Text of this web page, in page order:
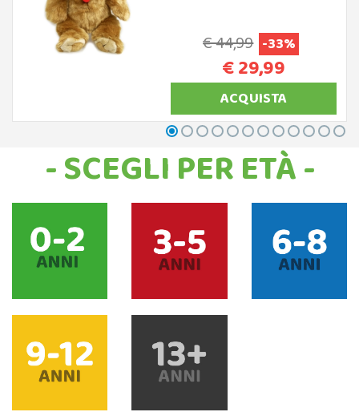
€ 44,99 -33%
€ 29,99
ACQUISTA
- SCEGLI PER ETÀ -